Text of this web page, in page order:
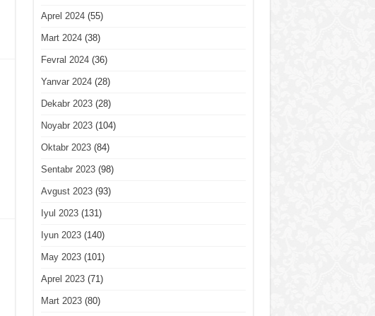
Aprel 2024(55)
Mart 2024(38)
Fevral 2024(36)
Yanvar 2024(28)
Dekabr 2023(28)
Noyabr 2023(104)
Oktabr 2023(84)
Sentabr 2023(98)
Avgust 2023(93)
Iyul 2023(131)
Iyun 2023(140)
May 2023(101)
Aprel 2023(71)
Mart 2023(80)